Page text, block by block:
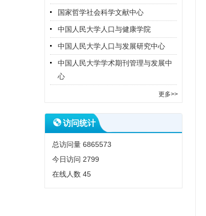
国家哲学社会科学文献中心
中国人民大学人口与健康学院
中国人民大学人口与发展研究中心
中国人民大学学术期刊管理与发展中
心
更多>>
访问统计
总访问量 6865573
今日访问 2799
在线人数 45